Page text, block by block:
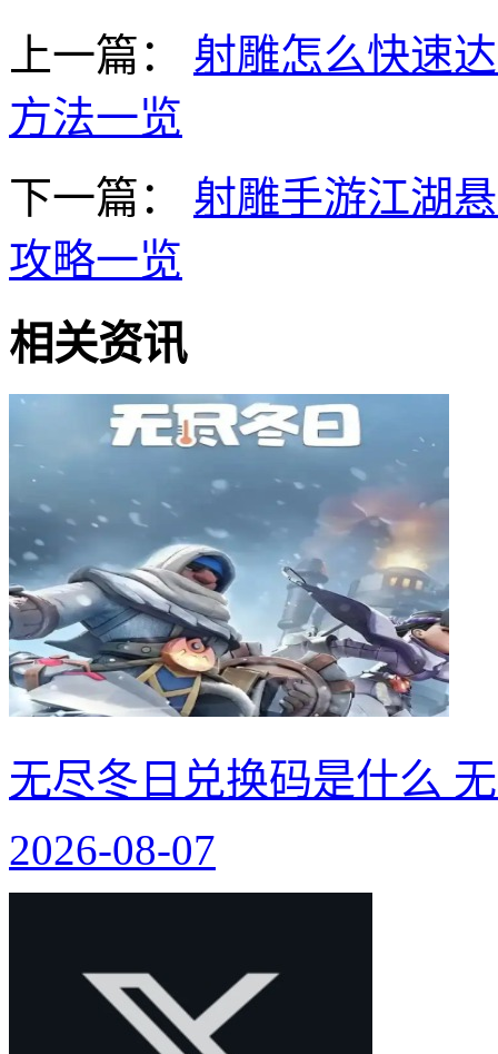
上一篇：
射雕怎么快速
方法一览
下一篇：
射雕手游江湖
攻略一览
相关资讯
无尽冬日兑换码是什么
2026-08-07